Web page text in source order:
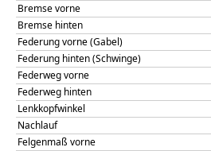
Bremse vorne
Bremse hinten
Federung vorne (Gabel)
Federung hinten (Schwinge)
Federweg vorne
Federweg hinten
Lenkkopfwinkel
Nachlauf
Felgenmaß vorne